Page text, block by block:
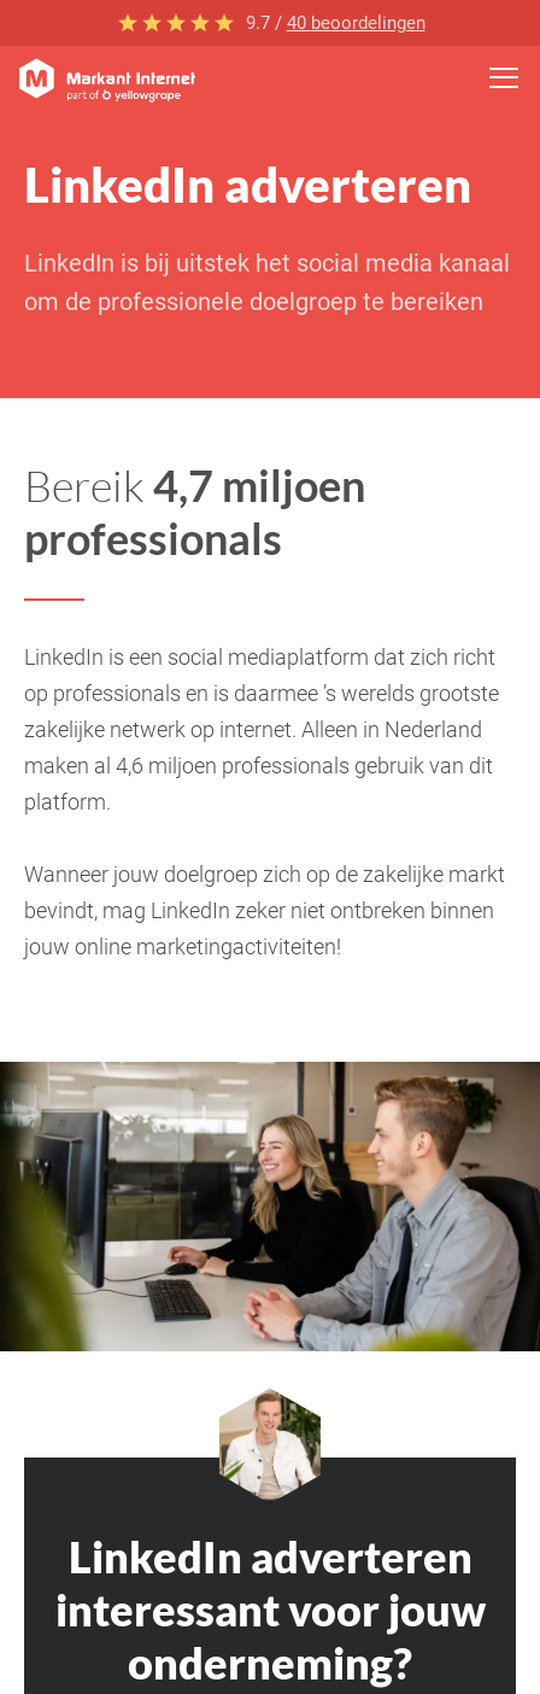
9.7 / 40 beoordelingen
LinkedIn adverteren
LinkedIn is bij uitstek het social media kanaal
om de professionele doelgroep te bereiken
Bereik 4,7 miljoen
professionals
LinkedIn is een social mediaplatform dat zich richt
op professionals en is daarmee ’s werelds grootste
zakelijke netwerk op internet. Alleen in Nederland
maken al 4,6 miljoen professionals gebruik van dit
platform.
Wanneer jouw doelgroep zich op de zakelijke markt
bevindt, mag LinkedIn zeker niet ontbreken binnen
jouw online marketingactiviteiten!
LinkedIn adverteren
interessant voor jouw
onderneming?